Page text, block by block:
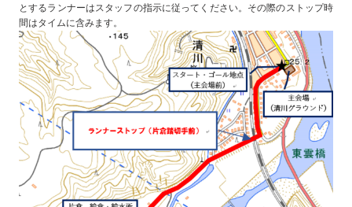
とするランナーはスタッフの指示に従ってください。その際のストップ時
間はタイムに含みます。